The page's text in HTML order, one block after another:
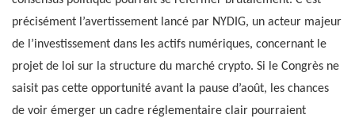
précisément l’avertissement lancé par NYDIG, un acteur majeur
de l’investissement dans les actifs numériques, concernant le
projet de loi sur la structure du marché crypto. Si le Congrès ne
saisit pas cette opportunité avant la pause d’août, les chances
de voir émerger un cadre réglementaire clair pourraient